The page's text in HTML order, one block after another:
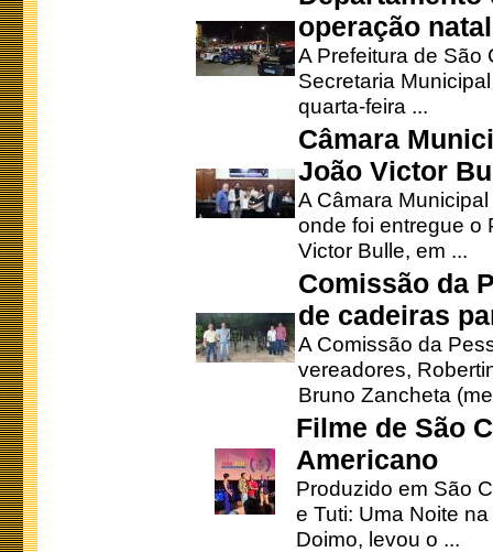
operação
A Prefeitura de São
Secretaria
quarta-feira ...
Câmara
João Victor
A Câmara
onde foi entregue o
Victor Bulle, em ...
Comissão da
de cadeiras
A Comissão da
vereadores,
Bruno Zancheta
Filme de São
Americano
Produzido em São
e Tuti: Uma Noite
Doimo, levou o ...